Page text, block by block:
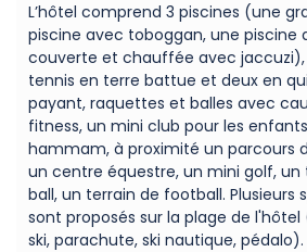
L’hôtel comprend 3 piscines (une
piscine avec toboggan, une piscine
couverte et chauffée avec
tennis en terre battue et deux en
payant, raquettes et balles avec
fitness, un mini club pour les enfants
hammam, à proximité un parcours
un centre équestre, un mini golf,
ball, un terrain de football. Plusieurs
sont proposés sur la plage de
ski, parachute, ski nautique, pédalo).